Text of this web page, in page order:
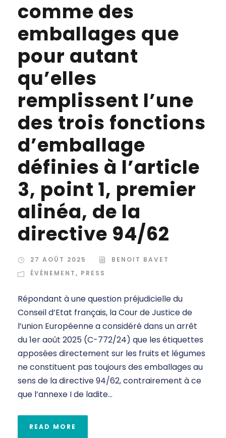
comme des
emballages que
pour autant
qu’elles
remplissent l’une
des trois fonctions
d’emballage
définies à l’article
3, point 1, premier
alinéa, de la
directive 94/62
27 AOÛT 2025
BENOIT BAVET
ÉVÈNEMENT, PRESS
Répondant à une question préjudicielle du
Conseil d’Etat français, la Cour de Justice de
l’union Européenne a considéré dans un arrêt
du 1er août 2025 (C-772/24) que les étiquettes
apposées directement sur les fruits et légumes
ne constituent pas toujours des emballages au
sens de la directive 94/62, contrairement à ce
que l’annexe I de ladite...
READ MORE